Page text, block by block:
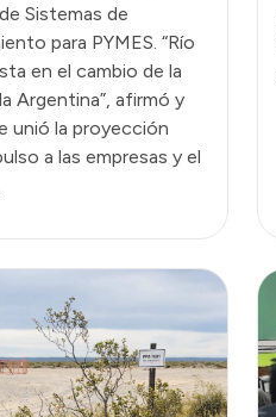
Sistemas de
para PYMES. “Río
en el cambio de la
Argentina”, afirmó y
unió la proyección
a las empresas y el